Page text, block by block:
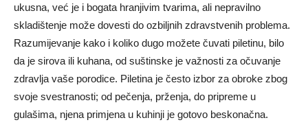
ukusna, već je i bogata hranjivim tvarima, ali nepravilno
skladištenje može dovesti do ozbiljnih zdravstvenih problema.
Razumijevanje kako i koliko dugo možete čuvati piletinu, bilo
da je sirova ili kuhana, od suštinske je važnosti za očuvanje
zdravlja vaše porodice. Piletina je često izbor za obroke zbog
svoje svestranosti; od pečenja, prženja, do pripreme u
gulašima, njena primjena u kuhinji je gotovo beskonačna.